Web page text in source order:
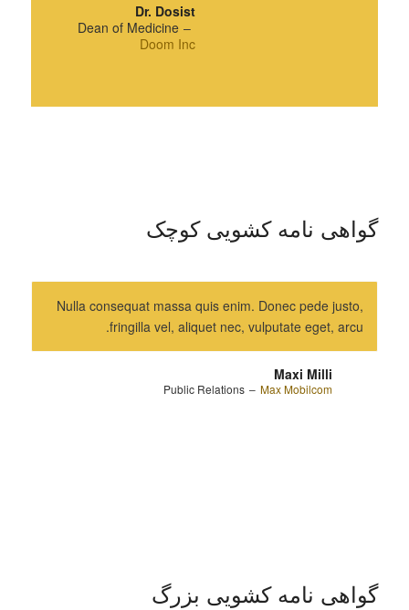
Dr. Dosist
Dean of Medicine –
Doom Inc
گواهی نامه کشویی کوچک
Nulla consequat massa quis enim. Donec pede justo,
fringilla vel, aliquet nec, vulputate eget, arcu.
Maxi Milli
Public Relations – Max Mobilcom
گواهی نامه کشویی بزرگ